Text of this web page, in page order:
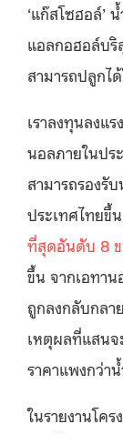
‘แก๊สโซฮอล์’
แอลกอฮอล์บ
สามารถปลูกไ
เราลงทุนลงแ
นอลภายในปร
สามารถรองรั
ประเทศไทยขึ้
ที่สุดอันดับ 8 ข
ขึ้น จากเอทาน
ถูกลงกลับกลา
เหตุผลที่แสนจ
ราคาแพงกว่า
ในรายงานโค